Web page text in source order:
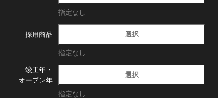
指定なし
採用商品 選択
指定なし
竣工年・
オープン年
選択
指定なし